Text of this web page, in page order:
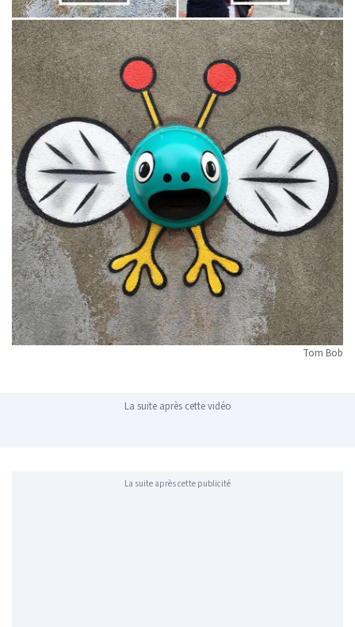
Tom Bob
La suite après cette vidéo
La suite après cette publicité